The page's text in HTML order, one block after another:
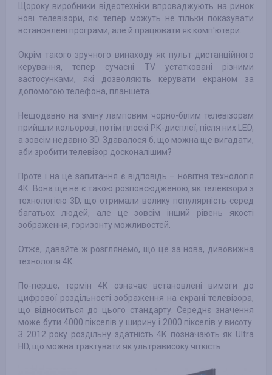
Щороку виробники відеотехніки впроваджують на ринок
нові телевізори, які тепер можуть не тільки показувати
встановлені програми, але й працювати як комп'ютери.
Окрім такого зручного винаходу як пульт дистанційного
керування, тепер сучасні TV устатковані різними
застосунками, які дозволяють керувати екраном за
допомогою телефона, планшета.
Нещодавно на зміну ламповим чорно-білим телевізорам
прийшли кольорові, потім плоскі РК-дисплеї, після них LED,
а зовсім недавно 3D. Здавалося б, що можна ще вигадати,
аби зробити телевізор досконалішим?
Проте і на це запитання є відповідь – новітня технологія
4К. Вона ще не є такою розповсюдженою, як телевізори з
технологією 3D, що отримали велику популярність серед
багатьох людей, але це зовсім інший рівень якості
зображення, горизонту можливостей.
Отже, давайте ж розглянемо, що це за нова, дивовижна
технологія 4К.
По-перше, термін 4К означає встановлені вимоги до
цифрової роздільності зображення на екрані телевізора,
що відноситься до цього стандарту. Середнє значення
може бути 4000 пікселів у ширину і 2000 пікселів у висоту.
З 2012 року роздільну здатність 4К позначають як Ultra
HD, що можна трактувати як ультрависоку чіткість.